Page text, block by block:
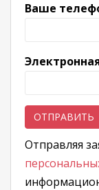
Ваше
Отправляя